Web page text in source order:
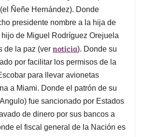
Ñeñe Hernández). Donde
presidente nombre a la hija de
de Miguel Rodríguez Orejuela
de la paz (ver noticia). Donde su
por facilitar los permisos de la
para llevar avionetas
a Miami. Donde el patrón de su
fue sancionado por Estados
de dinero por sus bancos a
el fiscal general de la Nación es